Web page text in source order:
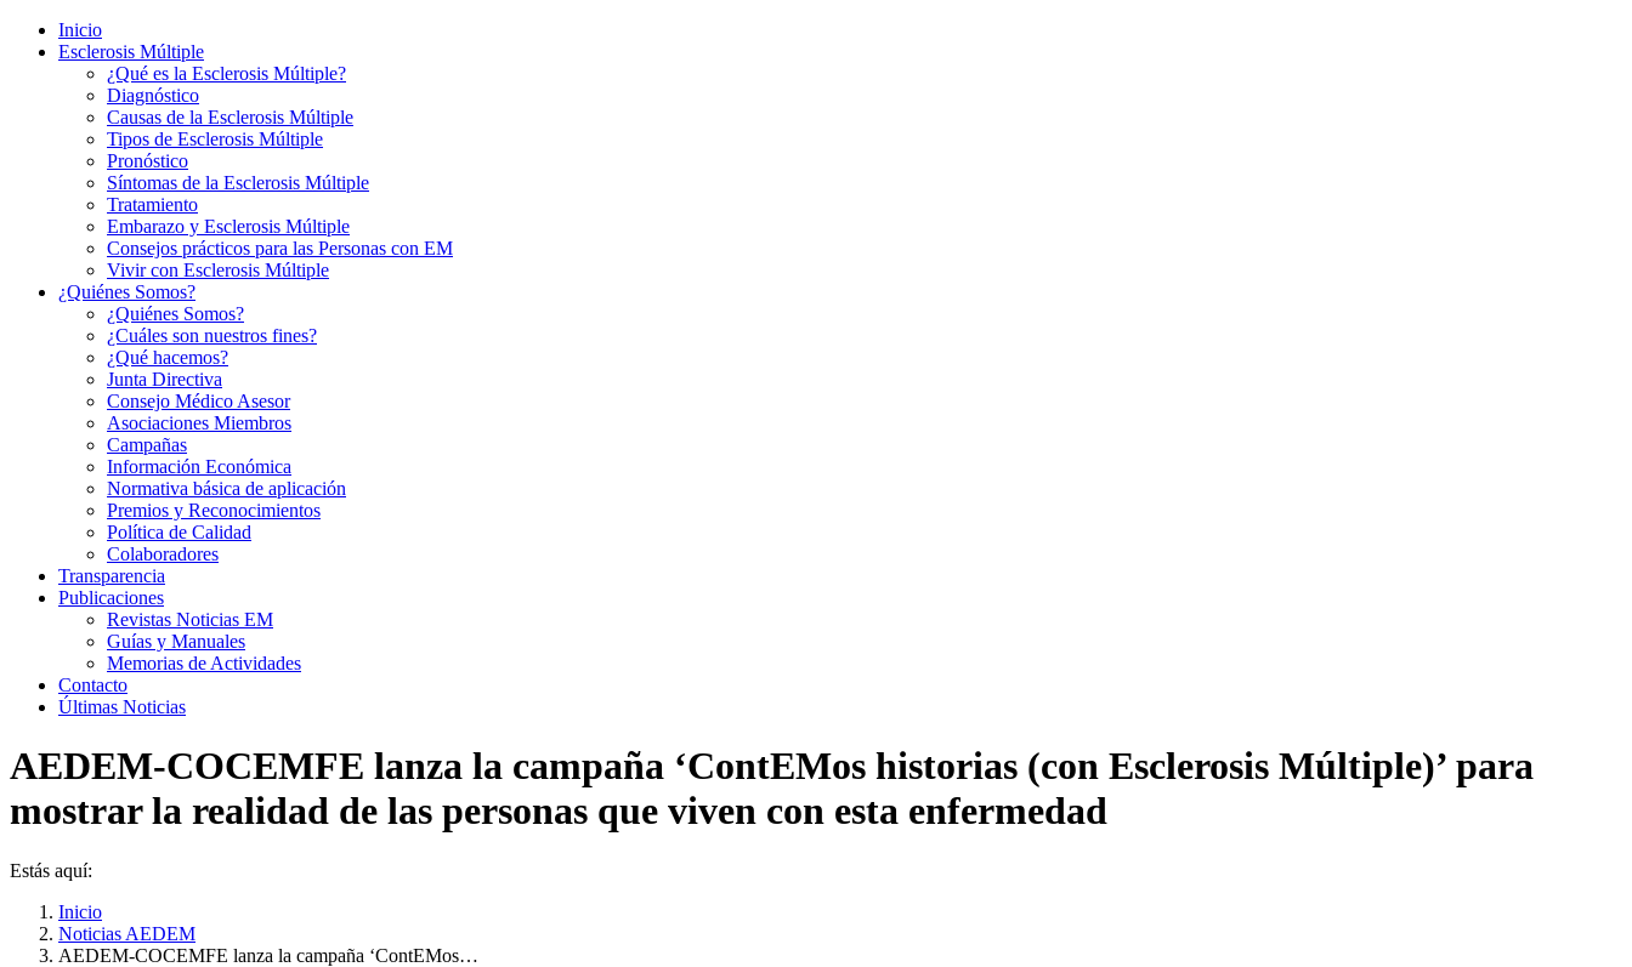
Inicio
Esclerosis Múltiple
¿Qué es la Esclerosis Múltiple?
Diagnóstico
Causas de la Esclerosis Múltiple
Tipos de Esclerosis Múltiple
Pronóstico
Síntomas de la Esclerosis Múltiple
Tratamiento
Embarazo y Esclerosis Múltiple
Consejos prácticos para las Personas con EM
Vivir con Esclerosis Múltiple
¿Quiénes Somos?
¿Quiénes Somos?
¿Cuáles son nuestros fines?
¿Qué hacemos?
Junta Directiva
Consejo Médico Asesor
Asociaciones Miembros
Campañas
Información Económica
Normativa básica de aplicación
Premios y Reconocimientos
Política de Calidad
Colaboradores
Transparencia
Publicaciones
Revistas Noticias EM
Guías y Manuales
Memorias de Actividades
Contacto
Últimas Noticias
AEDEM-COCEMFE lanza la campaña ‘ContEMos historias (con Esclerosis Múltiple)’ para
mostrar la realidad de las personas que viven con esta enfermedad
Estás aquí:
Inicio
Noticias AEDEM
AEDEM-COCEMFE lanza la campaña ‘ContEMos…